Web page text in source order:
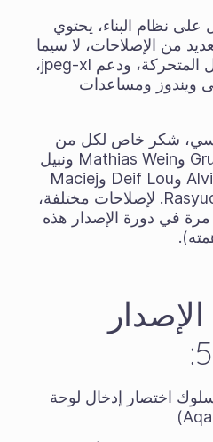
على نظام البناء، يحتوي
من الإصلاحات، لا سيما
فيما يتعلق بأقنعة التحويل المتحركة، ودعم jpeg-xl،
ويندوز ومساعدات
شكر خاص لكل من
Freya Lupen وGrum 999 وMathias Wein ونبيل
مغفور عثمان وAlvin Wong وDeif Lou وMaciej
Jesionowski وRasyuqa A. H. لإصلاحات مختلفة،
في دورة الإصدار هذه
اختصار إدخال لوحة